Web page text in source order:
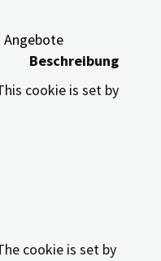
of the website,
Beschreibung
cookie is set by
cookie is set by